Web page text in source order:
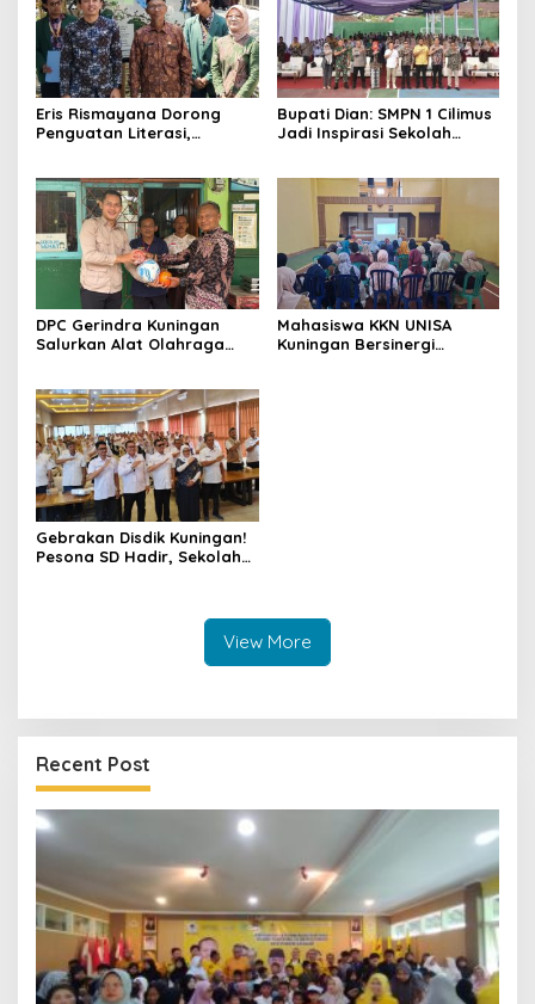
Eris Rismayana Dorong
Penguatan Literasi,
Sagaranten
Bupati Dian: SMPN 1 Cilimus
Jadi Inspirasi Sekolah
DPC Gerindra Kuningan
Salurkan Alat Olahraga
Pembinaan Generasi Muda
Mahasiswa KKN UNISA
Kuningan Bersinergi
Gebrakan Disdik Kuningan!
Pesona SD Hadir, Sekolah
View More
Recent Post